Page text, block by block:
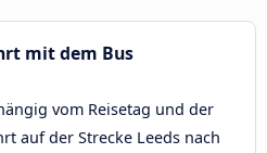
mit dem Bus
vom Reisetag und der
auf der Strecke Leeds nach